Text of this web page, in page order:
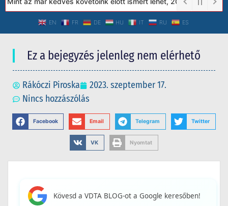
EN FR DE HU IT RU ES
Ez a bejegyzés jelenleg nem elérhető
Rákóczi Piroska
2023. szeptember 17.
Nincs hozzászólás
Facebook Email Telegram Twitter
VK Nyomtat
Kövesd a VDTA BLOG-ot a Google keresőben!